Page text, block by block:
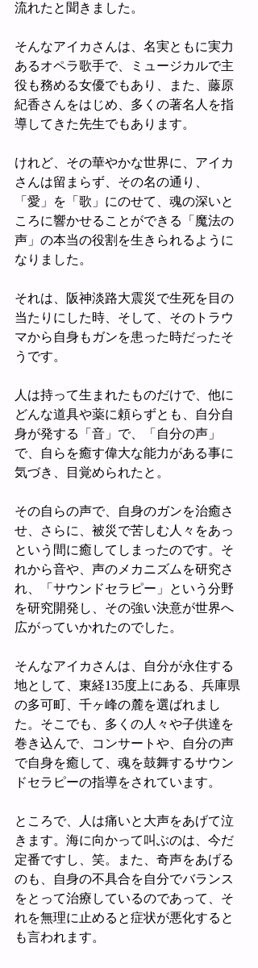
流れたと聞きました。
そんなアイカさんは、名実ともに実力
あるオペラ歌手で、ミュージカルで主
役も務める女優でもあり、また、藤原
紀香さんをはじめ、多くの著名人を指
導してきた先生でもあります。
けれど、その華やかな世界に、アイカ
さんは留まらず、その名の通り、
「愛」を「歌」にのせて、魂の深いと
ころに響かせることができる「魔法の
声」の本当の役割を生きられるように
なりました。
それは、阪神淡路大震災で生死を目の
当たりにした時、そして、そのトラウ
マから自身もガンを患った時だったそ
うです。
人は持って生まれたものだけで、他に
どんな道具や薬に頼らずとも、自分自
身が発する「音」で、「自分の声」
で、自らを癒す偉大な能力がある事に
気づき、目覚められたと。
その自らの声で、自身のガンを治癒さ
せ、さらに、被災で苦しむ人々をあっ
という間に癒してしまったのです。そ
れから音や、声のメカニズムを研究さ
れ、「サウンドセラピー」という分野
を研究開発し、その強い決意が世界へ
広がっていかれたのでした。
そんなアイカさんは、自分が永住する
地として、東経135度上にある、兵庫県
の多可町、千ヶ峰の麓を選ばれまし
た。そこでも、多くの人々や子供達を
巻き込んで、コンサートや、自分の声
で自身を癒して、魂を鼓舞するサウン
ドセラピーの指導をされています。
ところで、人は痛いと大声をあげて泣
きます。海に向かって叫ぶのは、今だ
定番ですし、笑。また、奇声をあげる
のも、自身の不具合を自分でバランス
をとって治療しているのであって、そ
れを無理に止めると症状が悪化すると
も言われます。